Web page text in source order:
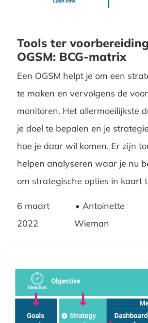
Tools ter
OGSM: BCG-matrix
Een OGSM helpt je om een
te maken en vervolgens de
monitoren. Het allermoeilijkste
je doel te bepalen en je
hoe je daar wil komen. Er zijn
helpen analyseren waar je nu
om strategische opties in kaart
6 maart
2022
Antoinette
Wieman